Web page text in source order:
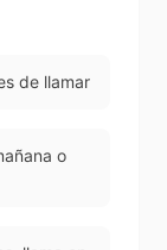
de llamar
o